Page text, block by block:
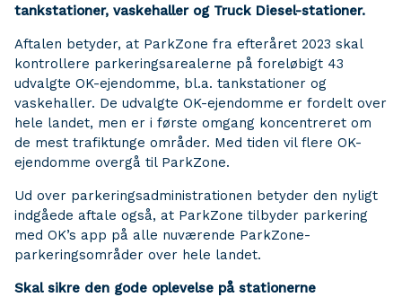
tankstationer, vaskehaller og Truck Diesel-stationer.
Aftalen betyder, at ParkZone fra efteråret 2023 skal
kontrollere parkeringsarealerne på foreløbigt 43
udvalgte OK-ejendomme, bl.a. tankstationer og
vaskehaller. De udvalgte OK-ejendomme er fordelt over
hele landet, men er i første omgang koncentreret om
de mest trafiktunge områder. Med tiden vil flere OK-
ejendomme overgå til ParkZone.
Ud over parkeringsadministrationen betyder den nyligt
indgåede aftale også, at ParkZone tilbyder parkering
med OK’s app på alle nuværende ParkZone-
parkeringsområder over hele landet.
Skal sikre den gode oplevelse på stationerne